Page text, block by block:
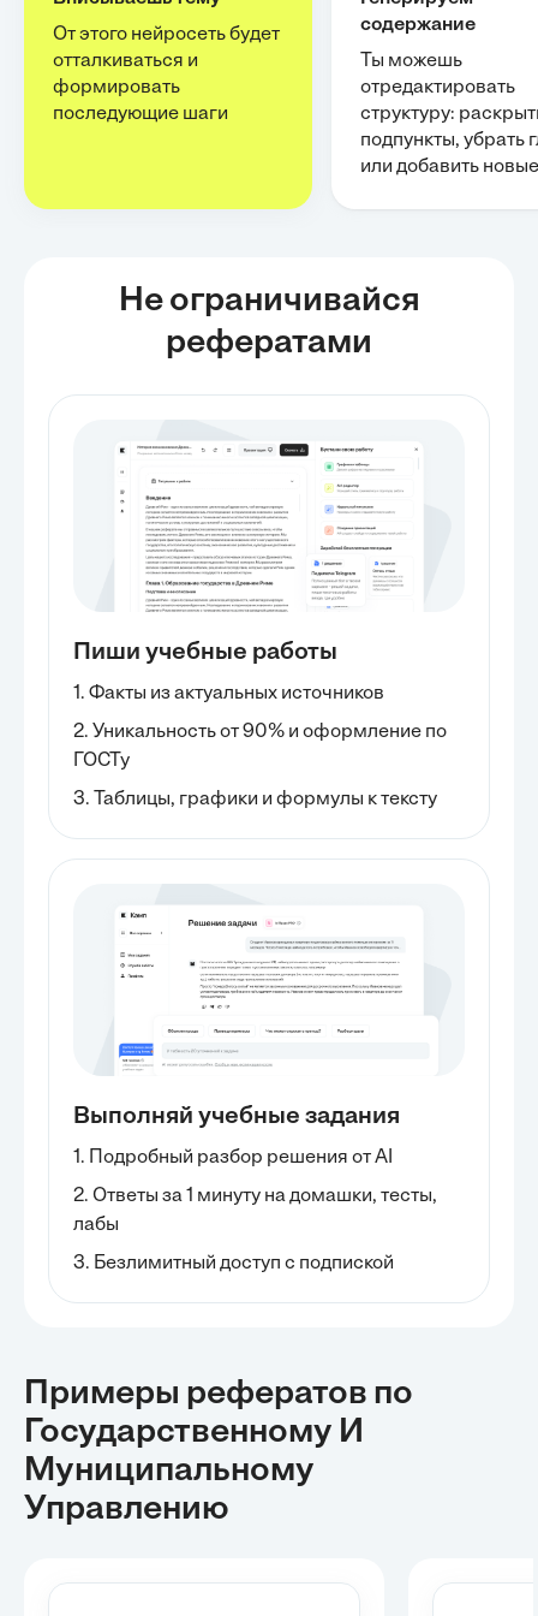
От этого нейросеть будет
отталкиваться и
формировать
последующие шаги
содержание
Ты можешь
отредактировать
структуру:
подпункты, убрать
или добавить новые
Не ограничивайся
рефератами
Пиши учебные работы
1. Факты из актуальных источников
2. Уникальность от 90% и оформление по
ГОСТу
3. Таблицы, графики и формулы к тексту
Выполняй учебные задания
1. Подробный разбор решения от AI
2. Ответы за 1 минуту на домашки, тесты,
лабы
3. Безлимитный доступ с подпиской
Примеры рефератов по
Государственному И
Муниципальному
Управлению